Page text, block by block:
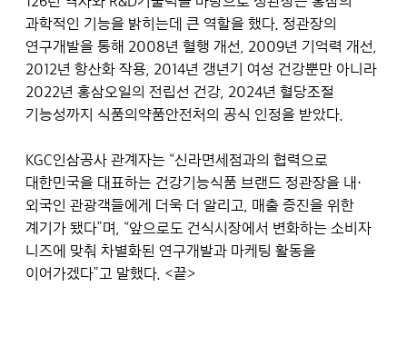
과학적인 기능을 밝히는데 큰 역할을 했다. 정관장의
연구개발을 통해 2008년 혈행 개선, 2009년 기억력 개선,
2012년 항산화 작용, 2014년 갱년기 여성 건강뿐만 아니라
2022년 홍삼오일의 전립선 건강, 2024년 혈당조절
기능성까지 식품의약품안전처의 공식 인정을 받았다.
KGC인삼공사 관계자는 “신라면세점과의 협력으로
대한민국을 대표하는 건강기능식품 브랜드 정관장을 내·
외국인 관광객들에게 더욱 더 알리고, 매출 증진을 위한
계기가 됐다”며, “앞으로도 건식시장에서 변화하는 소비자
니즈에 맞춰 차별화된 연구개발과 마케팅 활동을
이어가겠다”고 말했다. <끝>